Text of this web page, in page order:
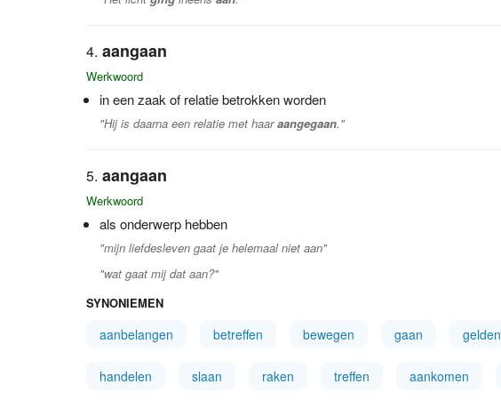
aangaan
Werkwoord
in een zaak of relatie betrokken worden
"Hij is daarna een relatie met haaraangegaan."
aangaan
Werkwoord
als onderwerp hebben
"mijn liefdesleven gaat je helemaal niet aan"
"wat gaat mij dat aan?"
SYNONIEMEN
aanbelangen betreffen bewegen gaan gelden
handelen slaan raken treffen aankomen